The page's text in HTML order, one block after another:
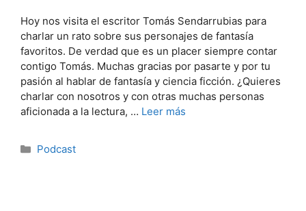
Hoy nos visita el escritor Tomás Sendarrubias para
charlar un rato sobre sus personajes de fantasía
favoritos. De verdad que es un placer siempre contar
contigo Tomás. Muchas gracias por pasarte y por tu
pasión al hablar de fantasía y ciencia ficción. ¿Quieres
charlar con nosotros y con otras muchas personas
aficionada a la lectura, … Leer más
Categorías
Podcast